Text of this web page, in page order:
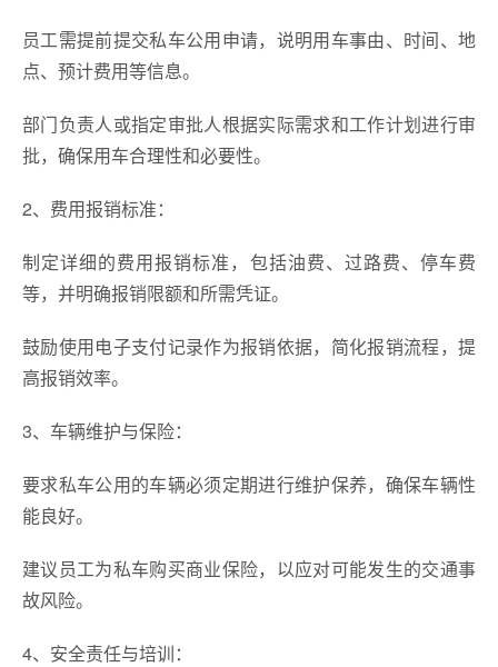
员工需提前提交私车公用申请，说明用车事由、时间、地
点、预计费用等信息。
部门负责人或指定审批人根据实际需求和工作计划进行审
批，确保用车合理性和必要性。
2、费用报销标准：
制定详细的费用报销标准，包括油费、过路费、停车费
等，并明确报销限额和所需凭证。
鼓励使用电子支付记录作为报销依据，简化报销流程，提
高报销效率。
3、车辆维护与保险：
要求私车公用的车辆必须定期进行维护保养，确保车辆性
能良好。
建议员工为私车购买商业保险，以应对可能发生的交通事
故风险。
4、安全责任与培训：